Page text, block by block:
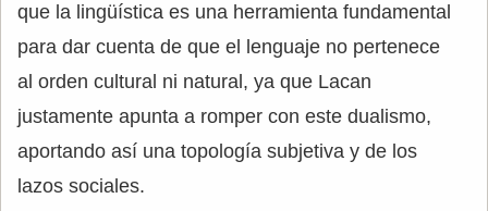
que la lingüística es una herramienta fundamental
para dar cuenta de que el lenguaje no pertenece
al orden cultural ni natural, ya que Lacan
justamente apunta a romper con este dualismo,
aportando así una topología subjetiva y de los
lazos sociales.